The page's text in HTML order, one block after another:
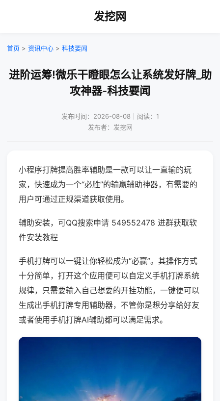
发挖网
首页 > 资讯中心 > 科技要闻
进阶运筹!微乐干瞪眼怎么让系统发好牌_助
攻神器-科技要闻
发布时间：2026-08-08｜阅读：1
发布者：发挖网
小程序打牌提高胜率辅助是一款可以让一直输的玩
家，快速成为一个“必胜”的输赢辅助神器，有需要的
用户可通过正规渠道获取使用。
辅助安装，可QQ搜索申请 549552478 进群获取软
件安装教程
手机打牌可以一键让你轻松成为“必赢”。其操作方式
十分简单，打开这个应用便可以自定义手机打牌系统
规律，只需要输入自己想要的开挂功能，一键便可以
生成出手机打牌专用辅助器，不管你是想分享给好友
或者使用手机打牌AI辅助都可以满足需求。